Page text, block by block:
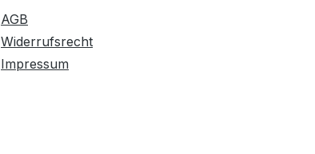
AGB
Widerrufsrecht
Impressum